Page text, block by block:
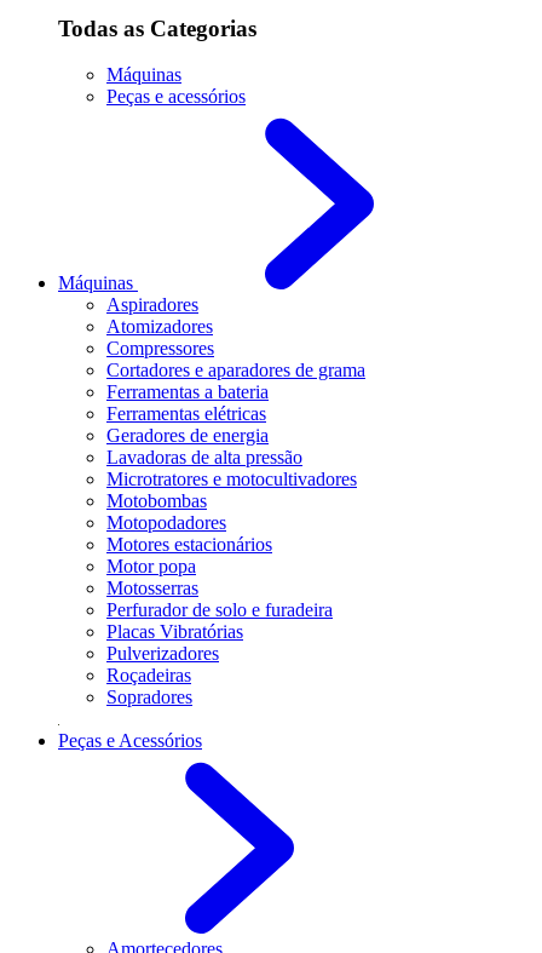
Todas as Categorias
Máquinas
Peças e acessórios
Máquinas
Aspiradores
Atomizadores
Compressores
Cortadores e aparadores de grama
Ferramentas a bateria
Ferramentas elétricas
Geradores de energia
Lavadoras de alta pressão
Microtratores e motocultivadores
Motobombas
Motopodadores
Motores estacionários
Motor popa
Motosserras
Perfurador de solo e furadeira
Placas Vibratórias
Pulverizadores
Roçadeiras
Sopradores
Peças e Acessórios